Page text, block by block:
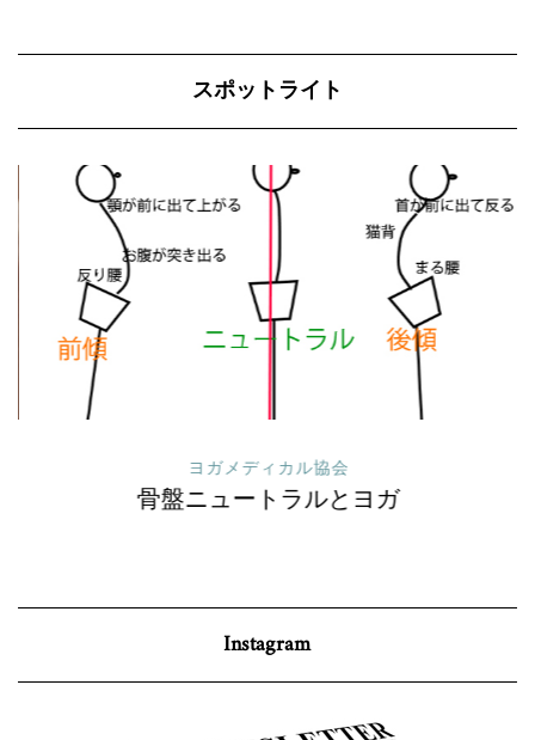
スポットライト
ヨガメディカル協会
骨盤ニュートラルとヨガ
Instagram